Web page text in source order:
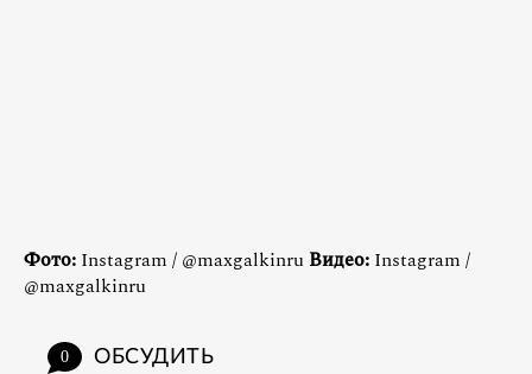
Фото: Instagram / @maxgalkinru Видео: Instagram /
@maxgalkinru
0 ОБСУДИТЬ